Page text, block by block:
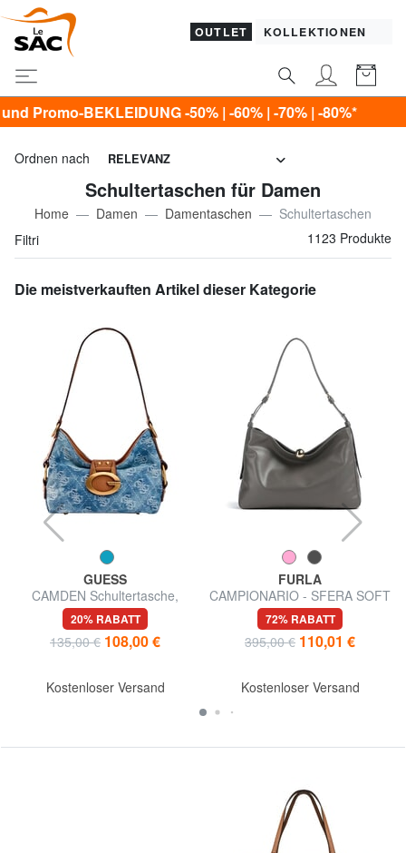
OUTLET KOLLEKTIONEN
| -60% | -70% | -80%*
Ordnen nach RELEVANZ
Schultertaschen für Damen
Home Damen Damentaschen
Schultertaschen
Filtri
1123 Produkte
Die meistverkauften Artikel dieser Kategorie
GUESS
CAMDEN Schultertasche,
verstellbar
20% RABATT
135,00 € 108,00 €
Kostenloser Versand
FURLA
CAMPIONARIO - SFERA SOFT
Schultertasche, Leder,
Hergestellt in Italien
72% RABATT
395,00 € 110,01 €
Kostenloser Versand